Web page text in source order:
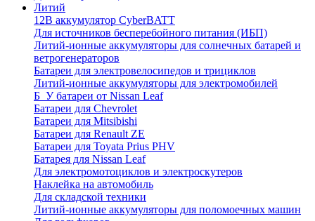
Литий
12В аккумулятор CyberBATT
Для источников бесперебойного питания (ИБП)
Литий-ионные аккумуляторы для солнечных батарей и
ветрогенераторов
Батареи для электровелосипедов и трициклов
Литий-ионные аккумуляторы для электромобилей
Б_У батареи от Nissan Leaf
Батареи для Chevrolet
Батареи для Mitsibishi
Батареи для Renault ZE
Батареи для Toyata Prius PHV
Батарея для Nissan Leaf
Для электромотоциклов и электроскутеров
Наклейка на автомобиль
Для складской техники
Литий-ионные аккумуляторы для поломоечных машин